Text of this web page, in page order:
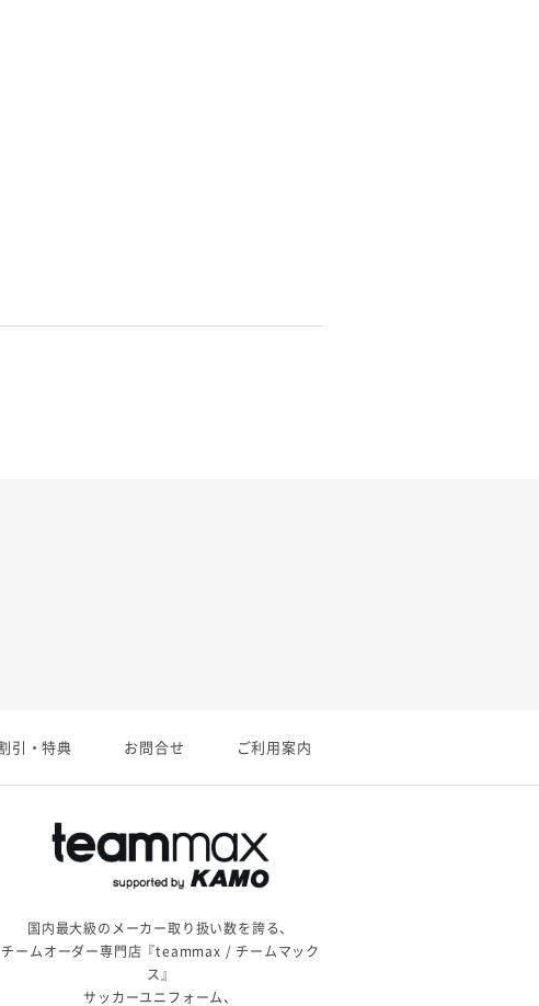
引・特典 お問合せ ご利用案内
国内最大級のメーカー取り扱い数を誇る、
チームオーダー専門店『teammax / チームマック
ス』
サッカーユニフォーム、